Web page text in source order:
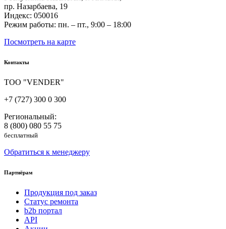
пр. Назарбаева, 19
Индекс: 050016
Режим работы: пн. – пт., 9:00 – 18:00
Посмотреть на карте
Контакты
ТОО "VENDER"
+7 (727) 300 0 300
Региональный:
8 (800) 080 55 75
бесплатный
Обратиться к менеджеру
Партнёрам
Продукция под заказ
Статус ремонта
b2b портал
API